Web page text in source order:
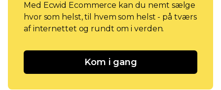
Med Ecwid Ecommerce kan du nemt sælge
hvor som helst, til hvem som helst - på tværs
af internettet og rundt om i verden.
Kom i gang